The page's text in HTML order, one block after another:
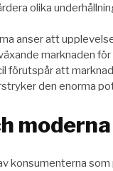
olika
anser att
marknaden
förutspår att
den enorma
konsumenterna